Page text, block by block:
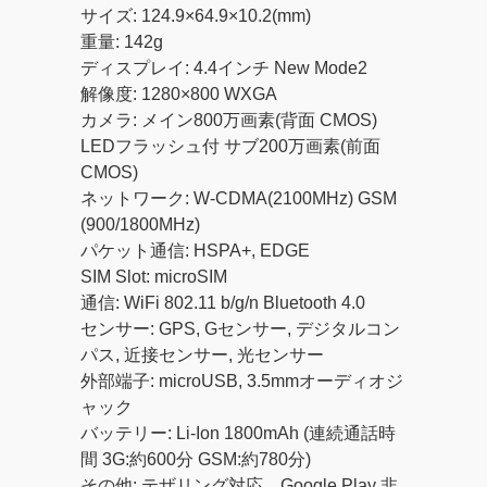
サイズ: 124.9×64.9×10.2(mm)
重量: 142g
ディスプレイ: 4.4インチ New Mode2
解像度: 1280×800 WXGA
カメラ: メイン800万画素(背面 CMOS)
LEDフラッシュ付 サブ200万画素(前面
CMOS)
ネットワーク: W-CDMA(2100MHz) GSM
(900/1800MHz)
パケット通信: HSPA+, EDGE
SIM Slot: microSIM
通信: WiFi 802.11 b/g/n Bluetooth 4.0
センサー: GPS, Gセンサー, デジタルコン
パス, 近接センサー, 光センサー
外部端子: microUSB, 3.5mmオーディオジ
ャック
バッテリー: Li-Ion 1800mAh (連続通話時
間 3G:約600分 GSM:約780分)